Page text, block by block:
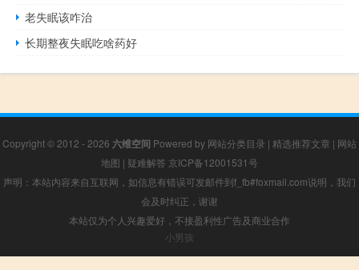
老失眠该咋治
长期整夜失眠吃啥药好
Copyright © 2012 - 2026 六维空间 Powered by 网站分类目录 | 精选推荐文章 | 网站
地图 | 疑难解答 京ICP备12001531号
声明：本站内容来自互联网，如信息有错误可发邮件到f_fb#foxmail.com说明，我们
会及时纠正，谢谢
本站仅为个人兴趣爱好，不接盈利性广告及商业合作
小男孩